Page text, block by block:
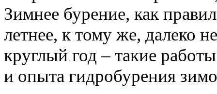
Зимнее бурение, как
летнее, к тому же, далеко
круглый год – такие
и опыта гидробурения